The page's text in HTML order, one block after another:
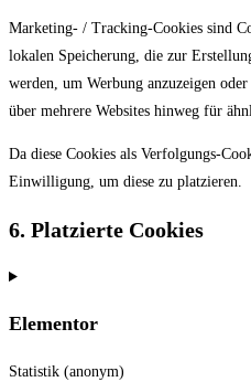
Marketing- / Tracking-Cookies sind
lokalen Speicherung, die zur
werden, um Werbung anzuzeigen
über mehrere Websites hinweg für
Da diese Cookies als Verfolgungs-
Einwilligung, um diese zu platzieren.
6. Platzierte Cookies
Elementor
Statistik (anonym)